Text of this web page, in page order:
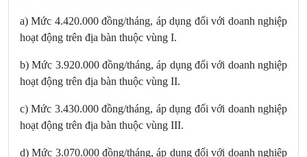
a) Mức 4.420.000 đồng/tháng, áp dụng đối với doanh nghiệp
hoạt động trên địa bàn thuộc vùng I.
b) Mức 3.920.000 đồng/tháng, áp dụng đối với doanh nghiệp
hoạt động trên địa bàn thuộc vùng II.
c) Mức 3.430.000 đồng/tháng, áp dụng đối với doanh nghiệp
hoạt động trên địa bàn thuộc vùng III.
d) Mức 3.070.000 đồng/tháng, áp dụng đối với doanh nghiệp